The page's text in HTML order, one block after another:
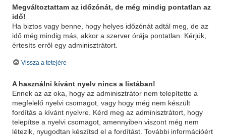
Megváltoztattam az időzónát, de még mindig pontatlan az
idő!
Ha biztos vagy benne, hogy helyes időzónát adtál meg, de az
idő még mindig más, akkor a szerver órája pontatlan. Kérjük,
értesíts erről egy adminisztrátort.
Vissza a tetejére
A használni kívánt nyelv nincs a listában!
Ennek az az oka, hogy az adminisztrátor nem telepítette a
megfelelő nyelvi csomagot, vagy hogy még nem készült
fordítás a kívánt nyelvre. Kérd meg az adminisztrátort, hogy
telepítse a nyelvi csomagot, amennyiben viszont még nem
létezik, nyugodtan készítsd el a fordítást. További információért